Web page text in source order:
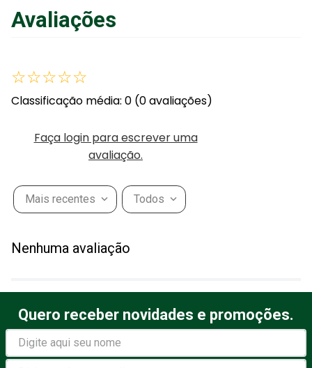
Avaliações
☆☆☆☆☆
Classificação média: 0 (0 avaliações)
Faça login para escrever uma
avaliação.
Mais recentes Todos
Nenhuma avaliação
Quero receber novidades e promoções.